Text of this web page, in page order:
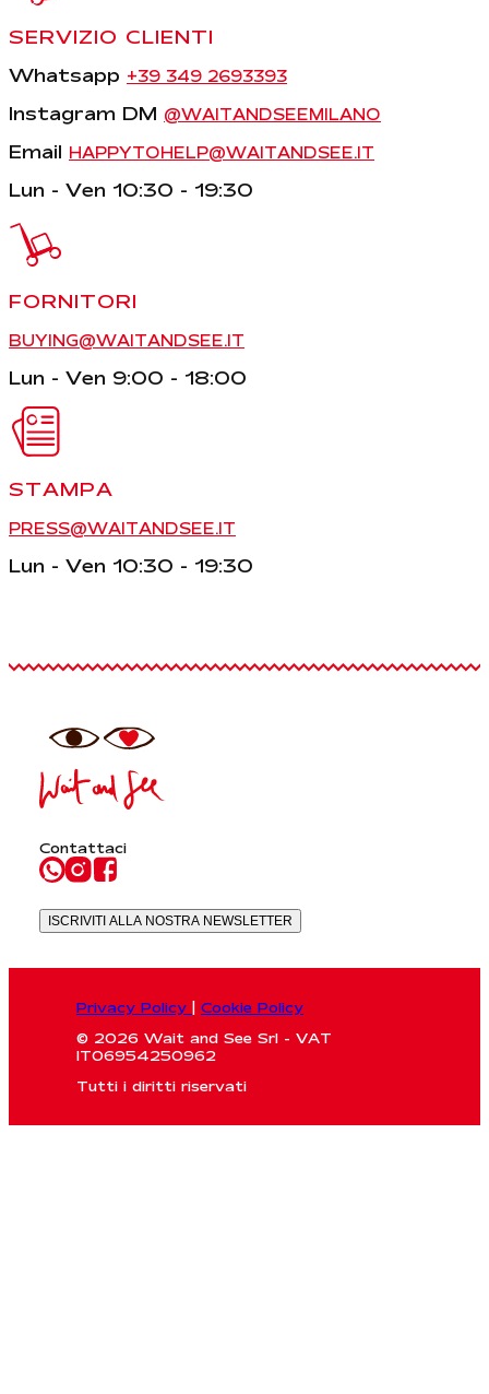
SERVIZIO CLIENTI
Whatsapp +39 349 2693393
Instagram DM @WAITANDSEEMILANO
Email HAPPYTOHELP@WAITANDSEE.IT
Lun - Ven 10:30 - 19:30
FORNITORI
BUYING@WAITANDSEE.IT
Lun - Ven 9:00 - 18:00
STAMPA
PRESS@WAITANDSEE.IT
Lun - Ven 10:30 - 19:30
Contattaci
ISCRIVITI ALLA NOSTRA NEWSLETTER
Privacy Policy
Cookie Policy
© 2026 Wait and See Srl - VAT
IT06954250962
Tutti i diritti riservati